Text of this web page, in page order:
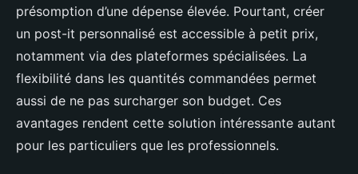
présomption d’une dépense élevée. Pourtant, créer
un post-it personnalisé est accessible à petit prix,
notamment via des plateformes spécialisées. La
flexibilité dans les quantités commandées permet
aussi de ne pas surcharger son budget. Ces
avantages rendent cette solution intéressante autant
pour les particuliers que les professionnels.